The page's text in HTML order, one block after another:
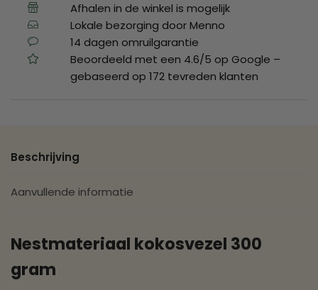
Afhalen in de winkel is mogelijk
Lokale bezorging door Menno
14 dagen omruilgarantie
Beoordeeld met een 4.6/5 op Google –
gebaseerd op 172 tevreden klanten
Beschrijving
Aanvullende informatie
Nestmateriaal kokosvezel 300
gram